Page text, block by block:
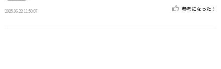
2025.06.22 11:50:07 参考になった！